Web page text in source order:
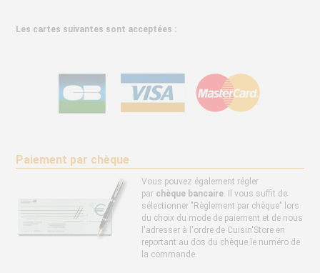
Les cartes suivantes sont acceptées :
Paiement par chèque
Vous pouvez également régler
par chèque bancaire. Il vous suffit de
sélectionner "Règlement par chèque" lors
du choix du mode de paiement et de nous
l'adresser à l'ordre de Cuisin'Store en
reportant au dos du chèque le numéro de
la commande.